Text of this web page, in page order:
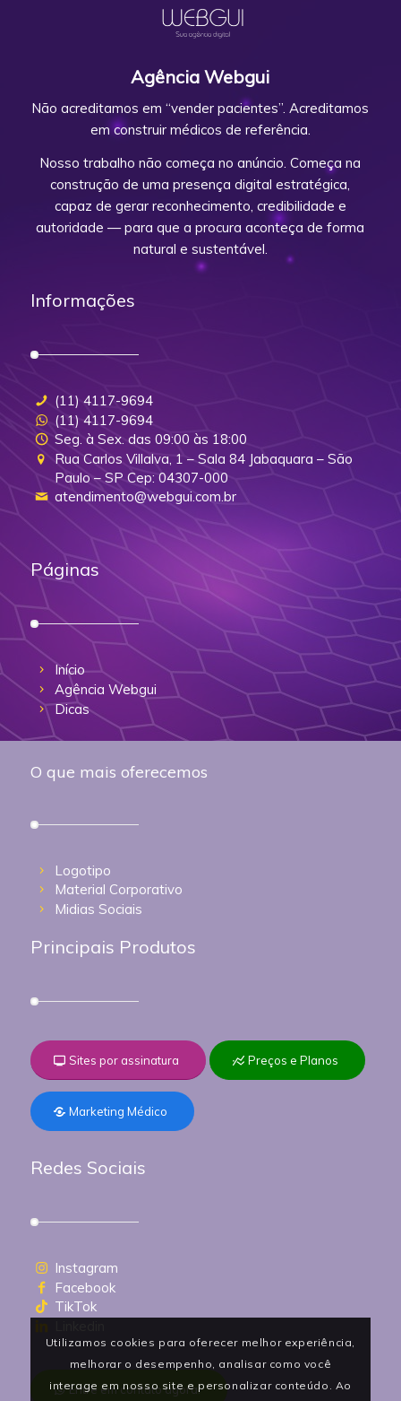
Agência Webgui
Não acreditamos em “vender pacientes”. Acreditamos
em construir médicos de referência.
Nosso trabalho não começa no anúncio. Começa na
construção de uma presença digital estratégica,
capaz de gerar reconhecimento, credibilidade e
autoridade — para que a procura aconteça de forma
natural e sustentável.
Informações
(11) 4117-9694
(11) 4117-9694
Seg. à Sex. das 09:00 às 18:00
Rua Carlos Villalva, 1 – Sala 84 Jabaquara – São
Paulo – SP Cep: 04307-000
atendimento@webgui.com.br
Páginas
Início
Agência Webgui
Dicas
O que mais oferecemos
Logotipo
Material Corporativo
Midias Sociais
Principais Produtos
Sites por assinatura Preços e Planos
Marketing Médico
Redes Sociais
Instagram
Facebook
TikTok
Entre em contato agora!
Utilizamos cookies para oferecer melhor experiência,
melhorar o desempenho, analisar como você
interage em nosso site e personalizar conteúdo. Ao